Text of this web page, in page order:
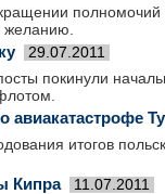
желанию.
29.07.2011
покинули
итогов
Кипра 11.07.2011